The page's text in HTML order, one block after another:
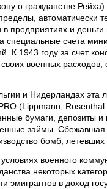
о гражданстве Рейха)
автоматически
предприятиях и
специальные счета
К 1943 году за счет
военных расходов
и Нидерландах эта
(Lippmann, Rosenthal
бумаги, депозиты
займы.
бомб,
военного
некоторых
эмигрантов в доход